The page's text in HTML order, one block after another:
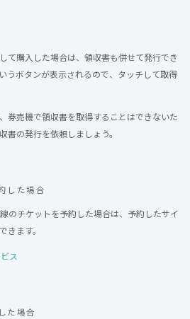
て購入した場合は、領収書も併せて発行でき
うボタンが表示されるので、タッチして取得
券売機で領収書を取得することはできないた
書の発行を依頼しましょう。
した場合
のチケットを予約した場合は、予約したサイ
きます。
ス
た場合